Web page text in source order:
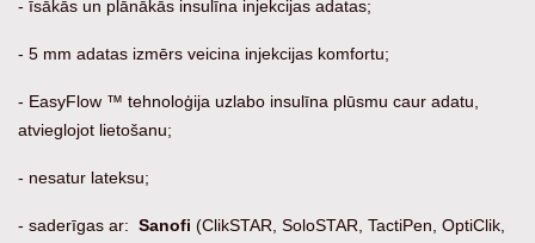
- īsākās un plānākās insulīna injekcijas adatas;
- 5 mm adatas izmērs veicina injekcijas komfortu;
- EasyFlow ™ tehnoloģija uzlabo insulīna plūsmu caur adatu,
atvieglojot lietošanu;
- nesatur lateksu;
- saderīgas ar: Sanofi (ClikSTAR, SoloSTAR, TactiPen, OptiClik,